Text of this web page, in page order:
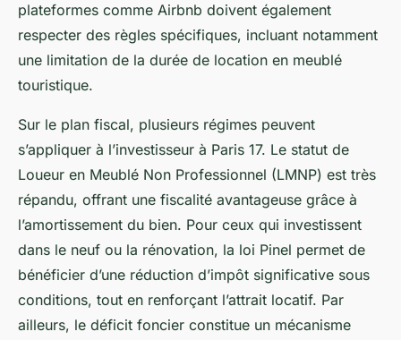
plateformes comme Airbnb doivent également
respecter des règles spécifiques, incluant notamment
une limitation de la durée de location en meublé
touristique.
Sur le plan fiscal, plusieurs régimes peuvent
s’appliquer à l’investisseur à Paris 17. Le statut de
Loueur en Meublé Non Professionnel (LMNP) est très
répandu, offrant une fiscalité avantageuse grâce à
l’amortissement du bien. Pour ceux qui investissent
dans le neuf ou la rénovation, la loi Pinel permet de
bénéficier d’une réduction d’impôt significative sous
conditions, tout en renforçant l’attrait locatif. Par
ailleurs, le déficit foncier constitue un mécanisme